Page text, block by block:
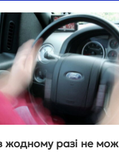
в жодному разі не